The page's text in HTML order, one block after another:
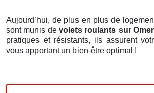
Aujourd’hui, de plus en plus de
sont munis de volets roulants sur
pratiques et résistants, ils assurent
vous apportant un bien-être optimal !